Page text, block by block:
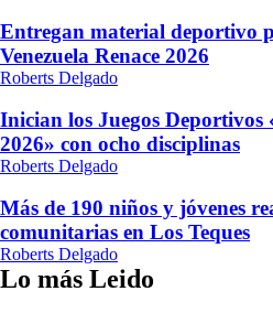
Entregan material deportivo
Venezuela Renace 2026
Roberts Delgado
Inician los Juegos Deportivos
2026» con ocho disciplinas
Roberts Delgado
Más de 190 niños y jóvenes
comunitarias en Los Teques
Roberts Delgado
Lo más Leido